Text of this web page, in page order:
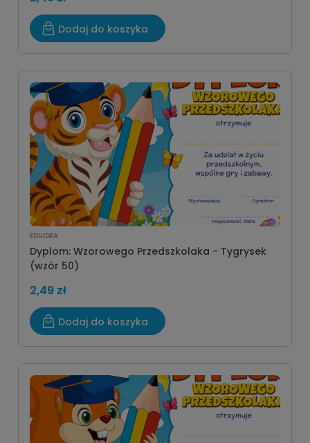
Dodaj do koszyka
EDUIDEA
Dyplom: Wzorowego Przedszkolaka - Tygrysek
(wzór 50)
2,49 zł
Dodaj do koszyka